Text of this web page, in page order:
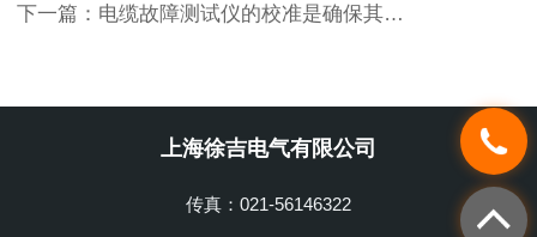
下一篇： 电缆故障测试仪的校准是确保其测量结果准确可靠的重要步骤
上海徐吉电气有限公司
传真：021-56146322